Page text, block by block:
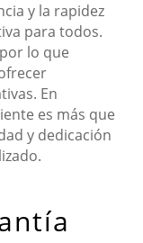
y la rapidez
para todos.
lo que
En
es más que
y dedicación